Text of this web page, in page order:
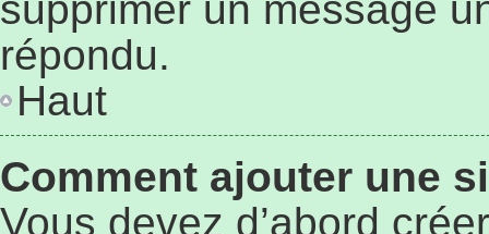
répondu.
Haut
Comment ajouter une
Vous devez d’abord